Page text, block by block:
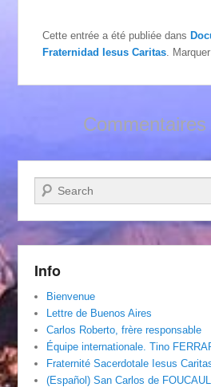
Cette entrée a été publiée dans
Fraternidad Iesus Caritas .
Recherche
Info
Bienvenue
Lettre de Buenos Aires
Carlos Roberto, frère responsable
Équipe internationale. Tino
Fraternité Sacerdotale Iesus
(Español) San Carlos de